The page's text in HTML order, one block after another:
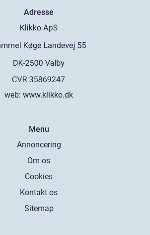
Adresse
web: www.klikko.dk
Menu
Annoncering
Om os
Cookies
Kontakt os
Sitemap